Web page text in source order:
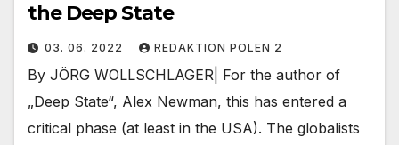
the Deep State
03. 06. 2022 REDAKTION POLEN 2
By JÖRG WOLLSCHLAGER| For the author of
„Deep State“, Alex Newman, this has entered a
critical phase (at least in the USA). The globalists